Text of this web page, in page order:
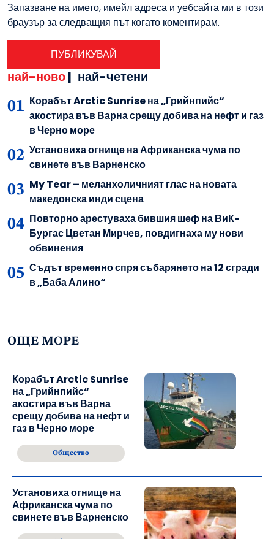
Запазване на името, имейл адреса и уебсайта ми в този
браузър за следващия път когато коментирам.
най-ново| най-четени
Корабът Arctic Sunrise на „Грийнпийс“
акостира във Варна срещу добива на нефт и газ
в Черно море
Установиха огнище на Африканска чума по
свинете във Варненско
My Tear – меланхоличният глас на новата
македонска инди сцена
Повторно арестуваха бившия шеф на ВиК-
Бургас Цветан Мирчев, повдигнаха му нови
обвинения
Съдът временно спря събарянето на 12 сгради
в „Баба Алино“
ОЩЕ МОРЕ
Корабът Arctic Sunrise
на „Грийнпийс“
акостира във Варна
срещу добива на нефт и
газ в Черно море
Общество
Установиха огнище на
Африканска чума по
свинете във Варненско